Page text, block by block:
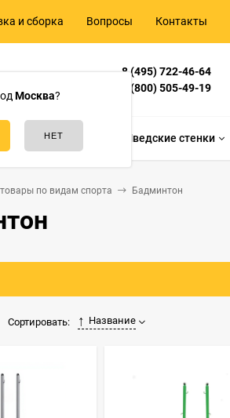
и сборка Вопросы Контакты
Москва?
8 (495) 722-46-64
8 (800) 505-49-19
видам спорта Шведские стенки
по видам спорта Бадминтон
Сортировать: Название